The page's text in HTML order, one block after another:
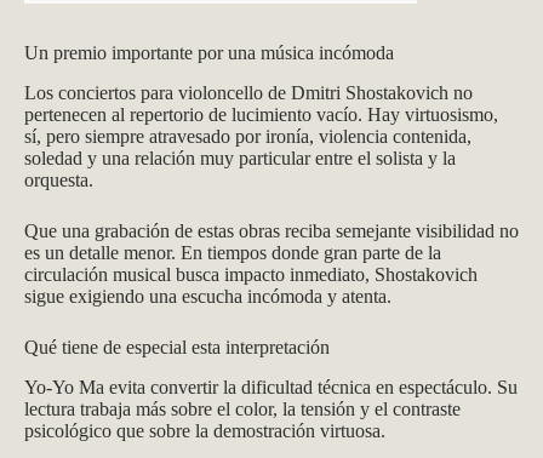
Un premio importante por una música incómoda
Los conciertos para violoncello de Dmitri Shostakovich no
pertenecen al repertorio de lucimiento vacío. Hay virtuosismo,
sí, pero siempre atravesado por ironía, violencia contenida,
soledad y una relación muy particular entre el solista y la
orquesta.
Que una grabación de estas obras reciba semejante visibilidad no
es un detalle menor. En tiempos donde gran parte de la
circulación musical busca impacto inmediato, Shostakovich
sigue exigiendo una escucha incómoda y atenta.
Qué tiene de especial esta interpretación
Yo-Yo Ma evita convertir la dificultad técnica en espectáculo. Su
lectura trabaja más sobre el color, la tensión y el contraste
psicológico que sobre la demostración virtuosa.